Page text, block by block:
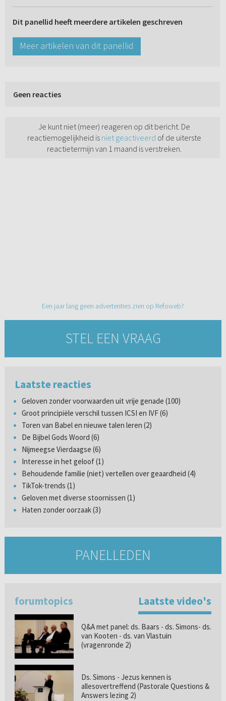
Dit panellid heeft meerdere artikelen geschreven
Meer artikelen van dit panellid
Geen reacties
Je kunt niet (meer) reageren op dit bericht. De
reactiemogelijkheid is niet geactiveerd of de uiterste
reactietermijn van 1 maand is verstreken.
Een jaar lang geen advertenties zien op Refoweb?
STEL EEN VRAAG
Laatste reacties
Geloven zonder voorwaarden uit vrije genade (100)
Groot principiële verschil tussen ICSI en IVF (6)
Toren van Babel en nieuwe talen leren (2)
De Bijbel Gods Woord (6)
Nijmeegse Vierdaagse (6)
Interesse in het geloof (1)
Behoudende familie (niet) vertellen over geaardheid (4)
TikTok-trends (1)
Geloven met diverse stoornissen (1)
Haten zonder oorzaak (3)
PANELLEDEN
forumtopics Laatste video's
Q&A met panel: ds. Baars - ds. Simons- ds.
van Kooten - ds. van Vlastuin
(vragenronde 2)
Ds. Simons - Jezus kennen is
allesovertreffend (Pastorale Questions &
Answers lezing 2)